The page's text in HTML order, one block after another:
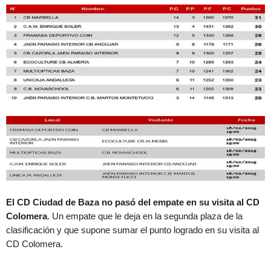
El CD Ciudad de Baza no pasó del empate en su visita al CD
Colomera. Un empate que le deja en la segunda plaza de la
clasificación y que supone sumar el punto logrado en su visita al
CD Colomera.